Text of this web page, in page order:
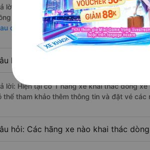
lời: Hiện tại có 1 hãng xe khai thác dòng
Linh, bạn có thể tham khảo thêm thông
đi Kon Tum
hỏi: Các hãng xe nào khai thác
lời: Hiện tại có 1 hãng xe khai thác dòng
thể tham khảo thêm thông tin và đặt vé các
hỏi: Các hãng xe nào khai thác